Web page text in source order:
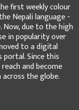
first weekly colour
Nepali language -
due to the high
in popularity over
to a digital
portal. Since this
and become
the globe.